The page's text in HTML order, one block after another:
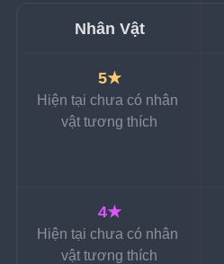
Nhân Vật
5★
Hiện tại chưa có nhân
vật tương thích
4★
Hiện tại chưa có nhân
vật tương thích